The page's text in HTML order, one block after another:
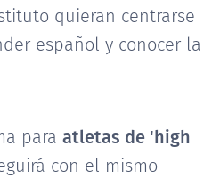
quieran centrarse
español y conocer la
para atletas de 'high
con el mismo